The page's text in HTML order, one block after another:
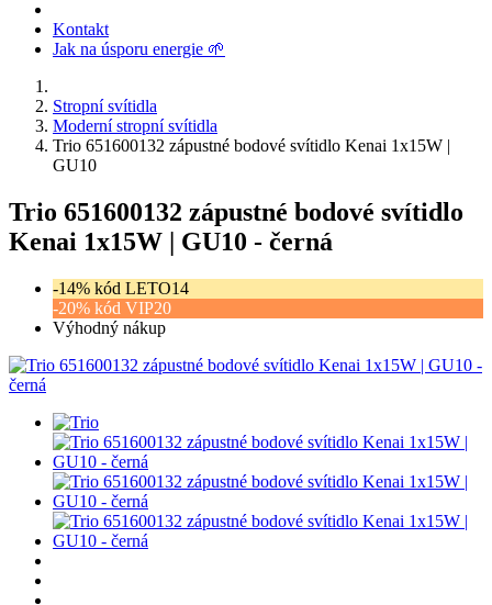
Kontakt
Jak na úsporu energie 🌱
Stropní svítidla
Moderní stropní svítidla
Trio 651600132 zápustné bodové svítidlo Kenai 1x15W |
GU10
Trio 651600132 zápustné bodové svítidlo
Kenai 1x15W | GU10 - černá
-14% kód LETO14
-20% kód VIP20
Výhodný nákup